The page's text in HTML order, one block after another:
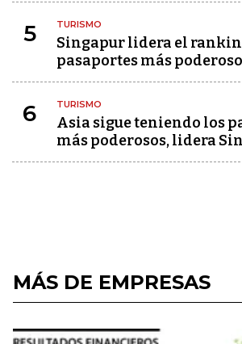
5 TURISMO
Singapur lidera el
pasaportes más
6 TURISMO
Asia sigue teniendo los
más poderosos, lidera
MÁS DE EMPRESAS